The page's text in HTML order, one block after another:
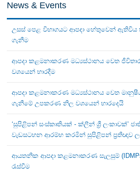
News & Events
උසස් පෙළ විභාගයට ආපදා හේතුවෙන් ඇතිවිය
ගැනීම
ආපදා කළමනාකරණ මධ්‍යස්ථානය වෙත
වශයෙන් භාරදීම
ආපදා කළමනාකරණ මධ්‍යස්ථානය වෙත
ගැනීමේ උපකරණ නිල වශයෙන් භාරදෙයි
‘සුපිළිපන් සංස්කෘතියක් - ක්ලීන් ශ්‍රී ලංකාවක්’
වැඩසටහන ආරම්භ කරමින් සුපිළිපන් ප්‍රතිඥාව
ආයතනික ආපදා කළමනාකරණ සැලසුම්
රැස්වීම